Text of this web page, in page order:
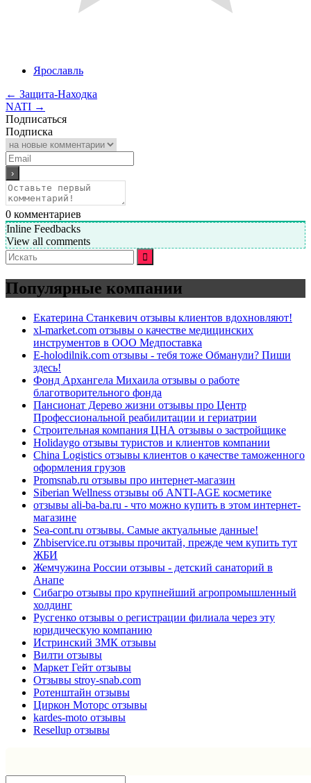
Ярославль
← Защита-Находка
NATI →
Подписаться
Подписка
0 комментариев
Inline Feedbacks
View all comments
Искать:
Популярные компании
Екатерина Станкевич отзывы клиентов вдохновляют!
xl-market.com отзывы о качестве медицинских
инструментов в ООО Медпоставка
E-holodilnik.com отзывы - тебя тоже Обманули? Пиши
здесь!
Фонд Архангела Михаила отзывы о работе
благотворительного фонда
Пансионат Дерево жизни отзывы про Центр
Профессиональной реабилитации и гериатрии
Строительная компания ЦНА отзывы о застройщике
Holidaygo отзывы туристов и клиентов компании
China Logistics отзывы клиентов о качестве таможенного
оформления грузов
Promsnab.ru отзывы про интернет-магазин
Siberian Wellness отзывы об ANTI-AGE косметике
отзывы ali-ba-ba.ru - что можно купить в этом интернет-
магазине
Sea-cont.ru отзывы. Самые актуальные данные!
Zhbiservice.ru отзывы прочитай, прежде чем купить тут
ЖБИ
Жемчужина России отзывы - детский санаторий в
Анапе
Сибагро отзывы про крупнейший агропромышленный
холдинг
Русгенко отзывы о регистрации филиала через эту
юридическую компанию
Истринский ЗМК отзывы
Вилти отзывы
Маркет Гейт отзывы
Отзывы stroy-snab.com
Ротенштайн отзывы
Циркон Моторс отзывы
kardes-moto отзывы
Resellup отзывы